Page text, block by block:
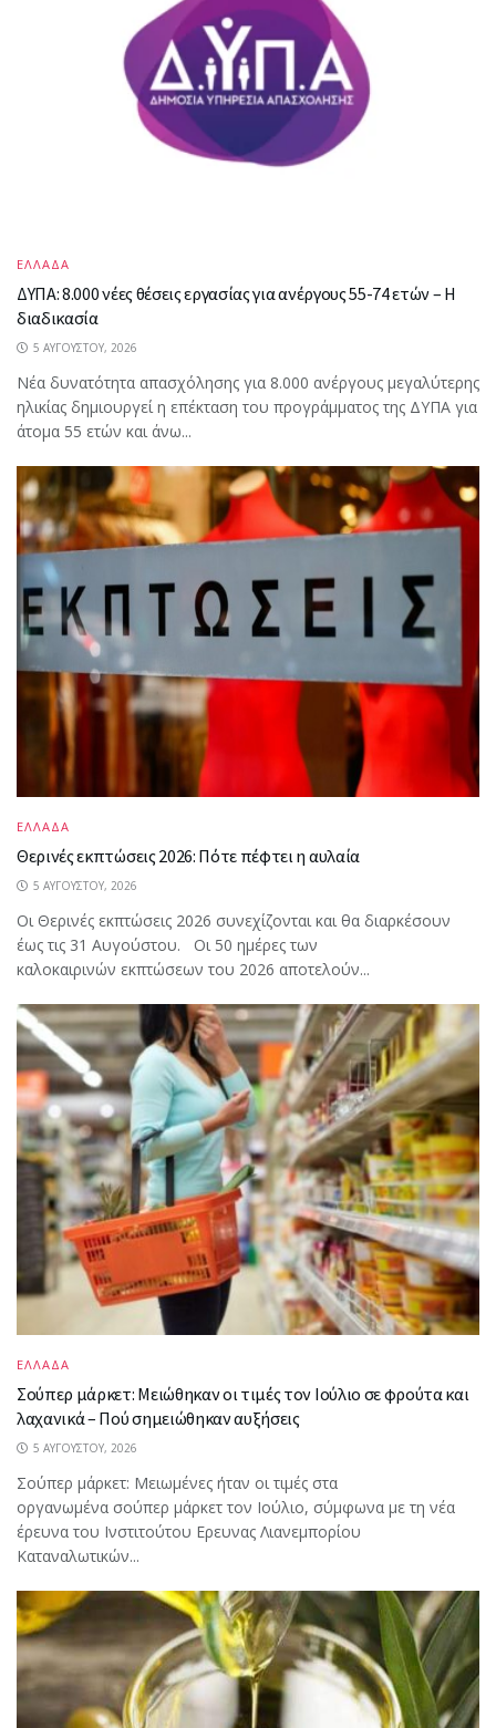
ΕΛΛΑΔΑ
ΔΥΠΑ: 8.000 νέες θέσεις εργασίας για ανέργους 55-74 ετών – Η
διαδικασία
5 ΑΥΓΟΎΣΤΟΥ, 2026
Νέα δυνατότητα απασχόλησης για 8.000 ανέργους μεγαλύτερης
ηλικίας δημιουργεί η επέκταση του προγράμματος της ΔΥΠΑ για
άτομα 55 ετών και άνω...
ΕΛΛΑΔΑ
Θερινές εκπτώσεις 2026: Πότε πέφτει η αυλαία
5 ΑΥΓΟΎΣΤΟΥ, 2026
Οι Θερινές εκπτώσεις 2026 συνεχίζονται και θα διαρκέσουν
έως τις 31 Αυγούστου. Οι 50 ημέρες των
καλοκαιρινών εκπτώσεων του 2026 αποτελούν...
ΕΛΛΑΔΑ
Σούπερ μάρκετ: Μειώθηκαν οι τιμές τον Ιούλιο σε φρούτα και
λαχανικά – Πού σημειώθηκαν αυξήσεις
5 ΑΥΓΟΎΣΤΟΥ, 2026
Σούπερ μάρκετ: Μειωμένες ήταν οι τιμές στα
οργανωμένα σούπερ μάρκετ τον Ιούλιο, σύμφωνα με τη νέα
έρευνα του Ινστιτούτου Ερευνας Λιανεμπορίου
Καταναλωτικών...